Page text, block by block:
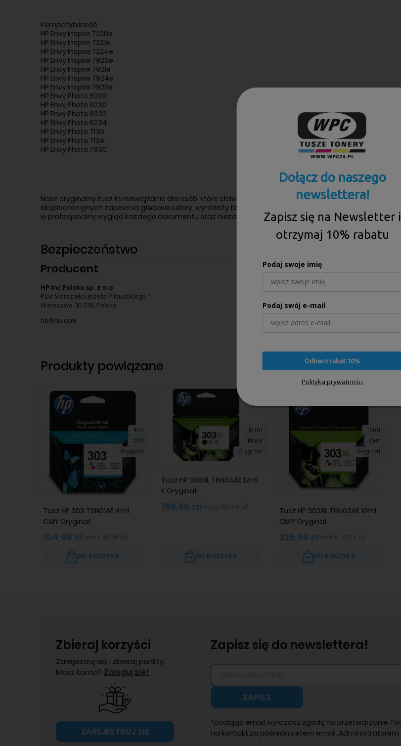
Kompatybilność:
HP Envy Inspire 7220e
HP Envy Inspire 7221e
HP Envy Inspire 7224e
HP Envy Inspire 7920e
HP Envy Inspire 7921e
HP Envy Inspire 7924e
HP Envy Inspire 7925e
HP Envy Photo 6220
HP Envy Photo 6230
HP Envy Photo 6232
HP Envy Photo 6234
HP Envy Photo 7130
HP Envy Photo 7134
HP Envy Photo 7830
Nasz oryginalny tusz to rozwiązanie dla osób, które stawiają na doskonałą jakość i bezawaryjną
eksploatacyjnych zapewnia głębokie kolory, wyrazisty tekst i długotrwałą wydajność, a także
w profesjonalny wygląd każdego dokumentu oraz niezawodność działania na co dzień.
Bezpieczeństwo
Producent
HP Inc Polska sp. z o.o
Plac Marszałka Józefa Piłsudskiego 1
Warszawa 00-078, Polska
hp@hp.com
Produkty powiązane
4ml
CMY
Oryginał
Tusz HP 303 T6N01AE 4ml
CMY Oryginał
104,99 zł(netto: 85,36 zł
DO KOSZYKA
12 ml
Black
Oryginał
Tusz HP 303XL T6N04AE 12ml
K Oryginał
196,90 zł(netto: 160,08 zł
DO KOSZYKA
10ml
CMY
Oryginał
Tusz HP 303XL T6N03AE 10ml
CMY Oryginał
225,99 zł(netto: 183,73 zł
DO KOSZYKA
Zbieraj korzyści
Zarejestruj się i zbieraj punkty.
Masz konto? Zaloguj się!
ZAREJESTRUJ SIĘ
Zapisz się do newslettera!
ZAPISZ
*podając email wyrażasz zgodę na przetwarzanie
na kontakt za pośrednicetem email. Administratorem
Dołącz do naszego
newslettera!
Zapisz się na Newsletter i
otrzymaj 10% rabatu
Podaj swoje imię
Podaj swój e-mail
Odbierz rabat 10%
Polityka prywatności